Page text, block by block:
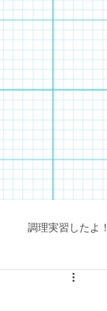
調理実習したよ！